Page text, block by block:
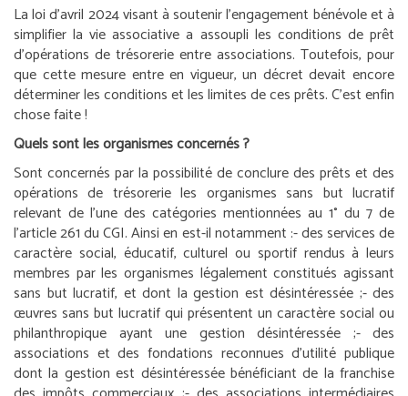
La loi d’avril 2024 visant à soutenir l’engagement bénévole et à
simplifier la vie associative a assoupli les conditions de prêt
d’opérations de trésorerie entre associations. Toutefois, pour
que cette mesure entre en vigueur, un décret devait encore
déterminer les conditions et les limites de ces prêts. C’est enfin
chose faite !
Quels sont les organismes concernés ?
Sont concernés par la possibilité de conclure des prêts et des
opérations de trésorerie les organismes sans but lucratif
relevant de l’une des catégories mentionnées au 1° du 7 de
l’article 261 du CGI. Ainsi en est-il notamment :- des services de
caractère social, éducatif, culturel ou sportif rendus à leurs
membres par les organismes légalement constitués agissant
sans but lucratif, et dont la gestion est désintéressée ;- des
œuvres sans but lucratif qui présentent un caractère social ou
philanthropique ayant une gestion désintéressée ;- des
associations et des fondations reconnues d’utilité publique
dont la gestion est désintéressée bénéficiant de la franchise